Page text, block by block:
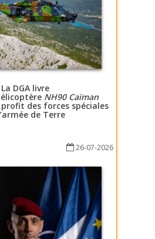
La DGA livre
NH90 Caïman
des forces spéciales
de Terre
26-07-2026